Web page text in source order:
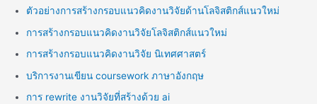
ตัวอย่างการสร้างกรอบแนวคิดงานวิจัยด้านโลจิสติกส์แนวใหม่
การสร้างกรอบแนวคิดงานวิจัยโลจิสติกส์แนวใหม่
การสร้างกรอบแนวคิดงานวิจัย นิเทศศาสตร์
บริการงานเขียน coursework ภาษาอังกฤษ
การ rewrite งานวิจัยที่สร้างด้วย ai